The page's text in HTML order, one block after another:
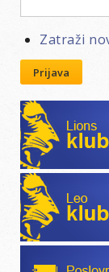
Zatraži
Prijava
Lions
Leo klubovi